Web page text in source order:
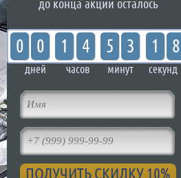
до конца акции осталось
0 0 1 4 5 3 1 8
дней часов минут секунд